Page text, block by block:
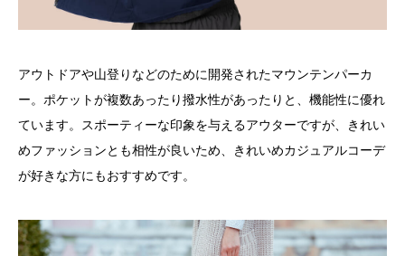
アウトドアや山登りなどのために開発されたマウンテンパーカ
ー。ポケットが複数あったり撥水性があったりと、機能性に優れ
ています。スポーティーな印象を与えるアウターですが、きれい
めファッションとも相性が良いため、きれいめカジュアルコーデ
が好きな方にもおすすめです。